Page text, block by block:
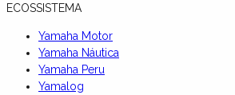
ECOSSISTEMA
Yamaha Motor
Yamaha Náutica
Yamaha Peru
Yamalog